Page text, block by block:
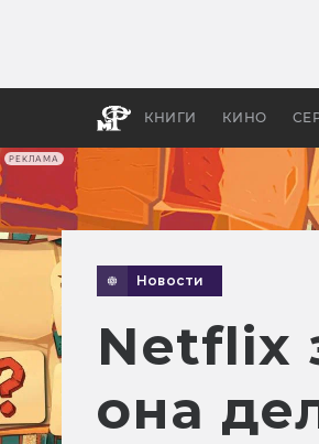
РЕКЛАМА
КНИГИ КИНО
Новости
Netflix
она